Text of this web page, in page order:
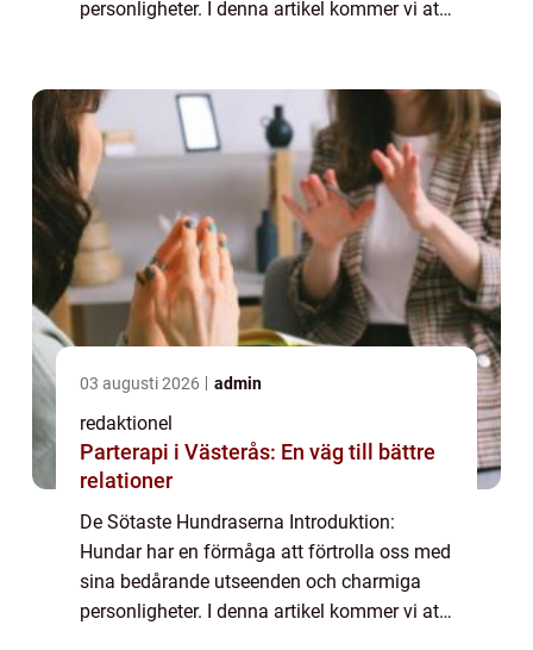
personligheter. I denna artikel kommer vi att
oemotståndliga för må...
03 augusti 2026 admin
redaktionel
Parterapi i Västerås: En väg till bättre
relationer
De Sötaste Hundraserna Introduktion:
Hundar har en förmåga att förtrolla oss med
sina bedårande utseenden och charmiga
personligheter. I denna artikel kommer vi att